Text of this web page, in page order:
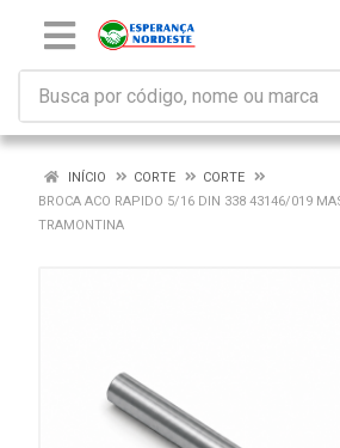
INÍCIO CORTE
CORTE
BROCA ACO RAPIDO 5/16 DIN 338 43146/019
TRAMONTINA